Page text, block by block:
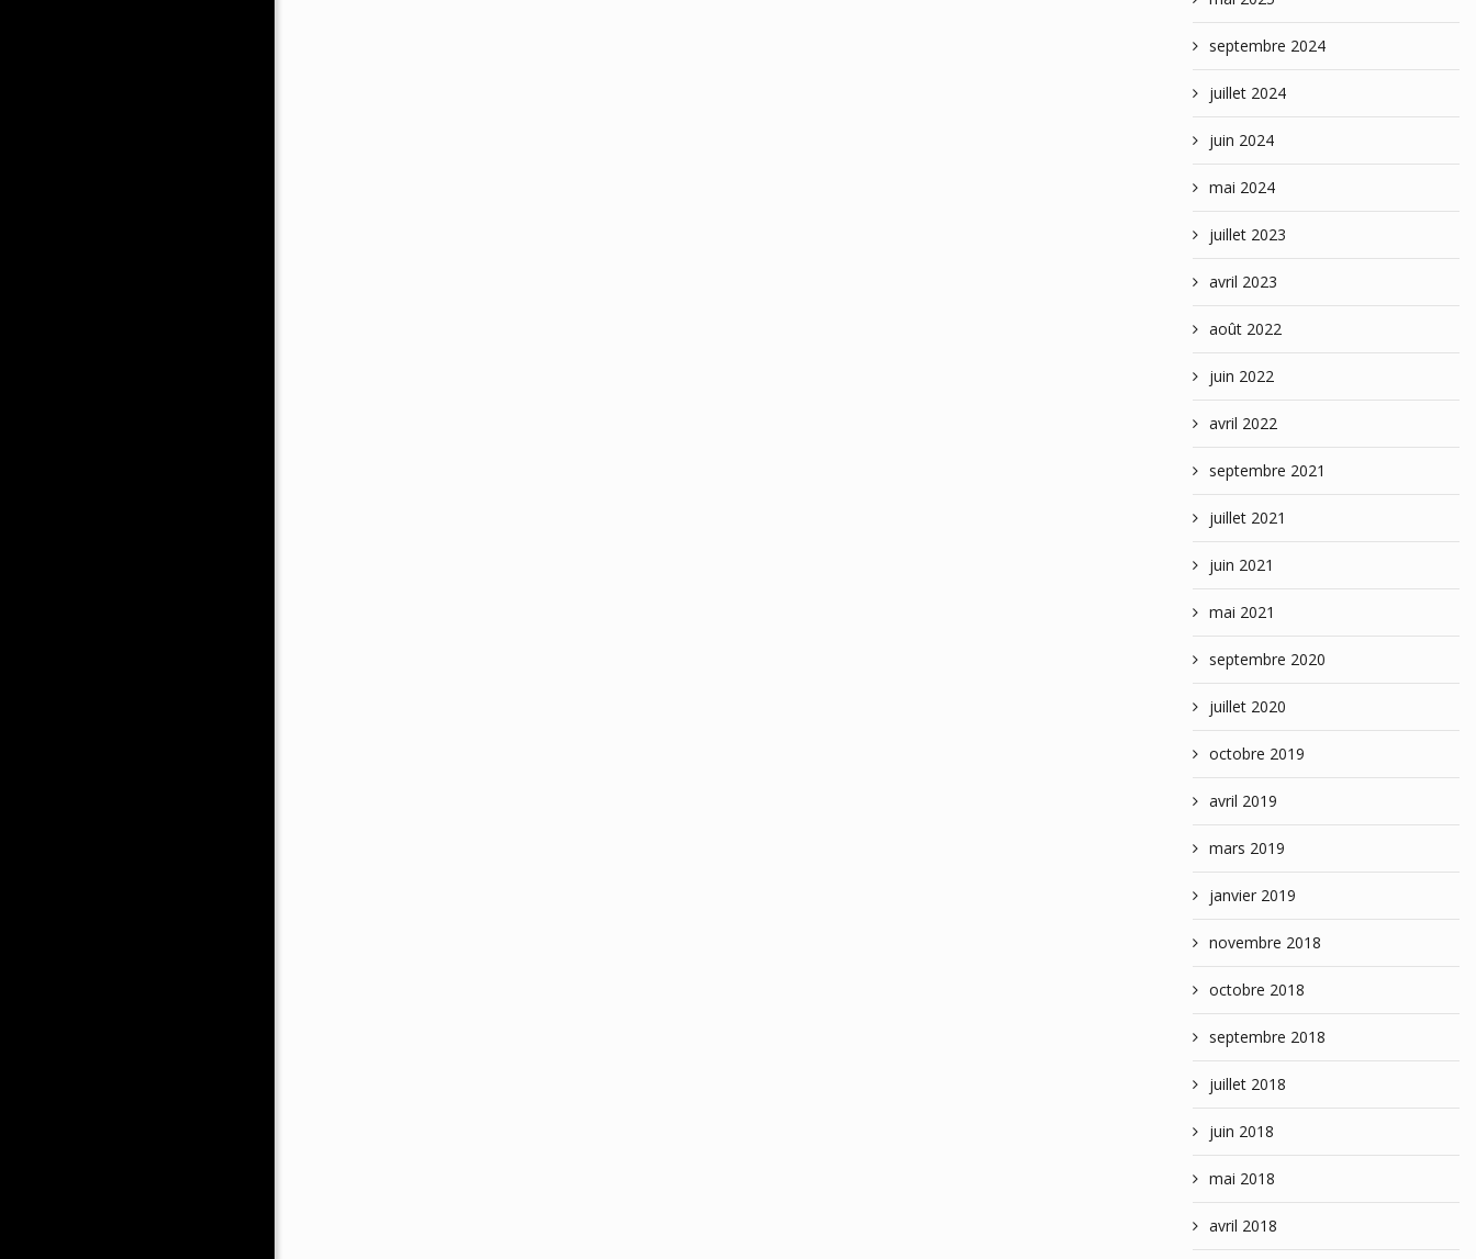
septembre 2024
juillet 2024
juin 2024
mai 2024
juillet 2023
avril 2023
août 2022
juin 2022
avril 2022
septembre 2021
juillet 2021
juin 2021
mai 2021
septembre 2020
juillet 2020
octobre 2019
avril 2019
mars 2019
janvier 2019
novembre 2018
octobre 2018
septembre 2018
juillet 2018
juin 2018
mai 2018
avril 2018